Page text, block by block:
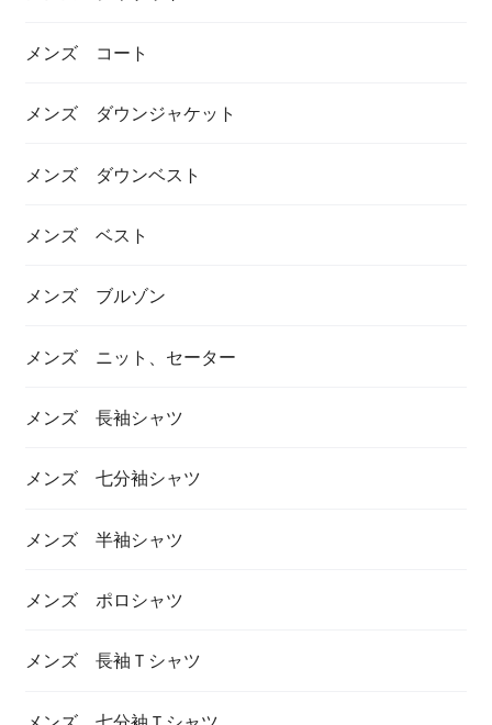
メンズ コート
メンズ ダウンジャケット
メンズ ダウンベスト
メンズ ベスト
メンズ ブルゾン
メンズ ニット、セーター
メンズ 長袖シャツ
メンズ 七分袖シャツ
メンズ 半袖シャツ
メンズ ポロシャツ
メンズ 長袖Ｔシャツ